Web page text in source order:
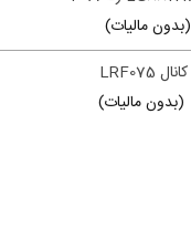
(بدون مالیات)
(بدون مالیات)